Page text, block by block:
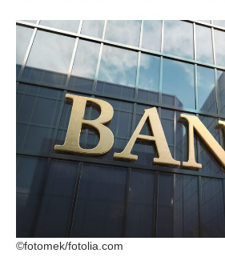
©fotomek/fotolia.com